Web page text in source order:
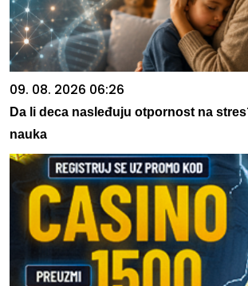
09. 08. 2026 06:26
Da li deca nasleđuju otpornost na
nauka